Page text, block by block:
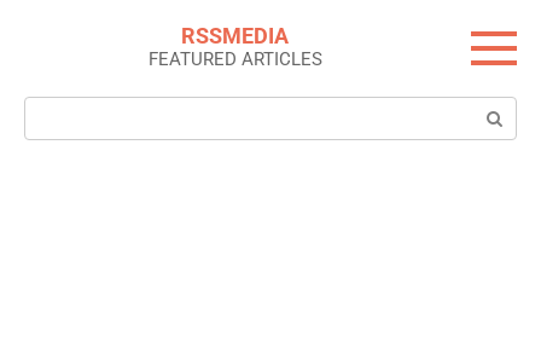
RSSMEDIA
FEATURED ARTICLES
Search: